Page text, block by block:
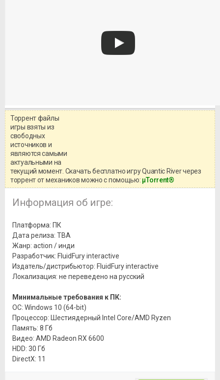
Торрент файлы
игры взяты из
свободных
источников и
являются самыми
актуальными на
текущий момент. Скачать бесплатно игру Quantic River через
торрент от механиков можно с помощью: μTorrent®
Информация об игре:
Платформа: ПК
Дата релиза: TBA
Жанр: action / инди
Разработчик: FluidFury interactive
Издатель/дистрибьютор: FluidFury interactive
Локализация: не переведено на русский
Минимальные требования к ПК:
ОС: Windows 10 (64-bit)
Процессор: Шестиядерный Intel Core/AMD Ryzen
Память: 8 Гб
Видео: AMD Radeon RX 6600
HDD: 30 Гб
DirectX: 11